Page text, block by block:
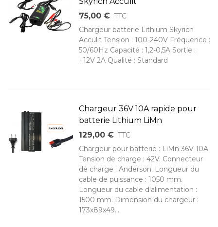
75,00 € TTC
Chargeur batterie Lithium Skyrich
Acculit Tension : 100-240V Fréquence :
50/60Hz Capacité : 1,2-0,5A Sortie :
+12V 2A Qualité : Standard
Chargeur 36V 10A rapide pour
batterie Lithium LiMn
129,00 € TTC
Chargeur pour batterie : LiMn 36V 10A.
Tension de charge : 42V. Connecteur
de charge : Anderson. Longueur du
cable de puissance : 1050 mm.
Longueur du cable d'alimentation :
1500 mm. Dimension du chargeur :
173x89x49...